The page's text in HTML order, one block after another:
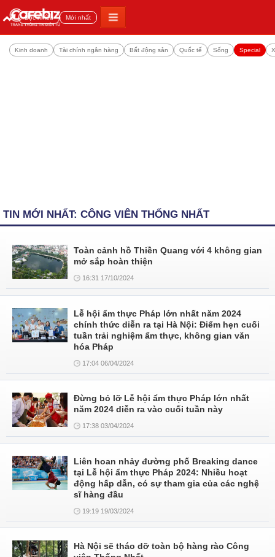
Đọc nhiều Mới nhất
Kinh doanh Tài chính ngân hàng Bất động sản Quốc tế Sống Special
TIN MỚI NHẤT: CÔNG VIÊN THỐNG NHẤT
Toàn cảnh hồ Thiền Quang với 4 không gian
mở sắp hoàn thiện
16:31 17/10/2024
Lễ hội ẩm thực Pháp lớn nhất năm 2024
chính thức diễn ra tại Hà Nội: Điểm hẹn cuối
tuần trải nghiệm ẩm thực, không gian văn
hóa Pháp
17:04 06/04/2024
Đừng bỏ lỡ Lễ hội ẩm thực Pháp lớn nhất
năm 2024 diễn ra vào cuối tuần này
17:38 03/04/2024
Liên hoan nhảy đường phố Breaking dance
tại Lễ hội ẩm thực Pháp 2024: Nhiều hoạt
động hấp dẫn, có sự tham gia của các nghệ
sĩ hàng đầu
19:19 19/03/2024
Hà Nội sẽ tháo dỡ toàn bộ hàng rào Công